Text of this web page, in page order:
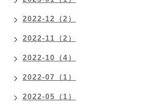
2022-12（2）
2022-11（2）
2022-10（4）
2022-07（1）
2022-05（1）